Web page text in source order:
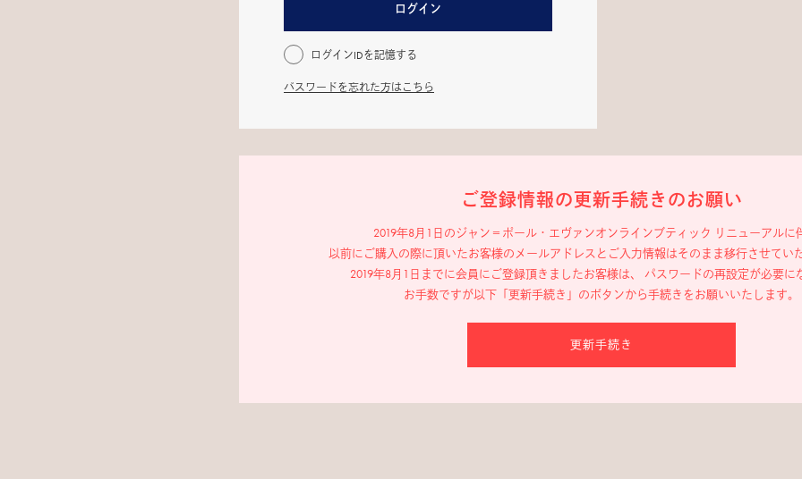
ログイン
ログインIDを記憶する
パスワードを忘れた方はこちら
ご登録情報の更新手続きのお願い
2019年8月1日のジャン＝ポール・エヴァンオンラインブティック リニューアルに
以前にご購入の際に頂いたお客様のメールアドレスと ご入力情報はそのまま移行させてい
2019年8月1日までに会員にご登録頂きましたお客様は、
パスワードの再設定が必要に
お手数ですが以下「更新手続き」のボタンから手続きをお願いいたします。
更新手続き